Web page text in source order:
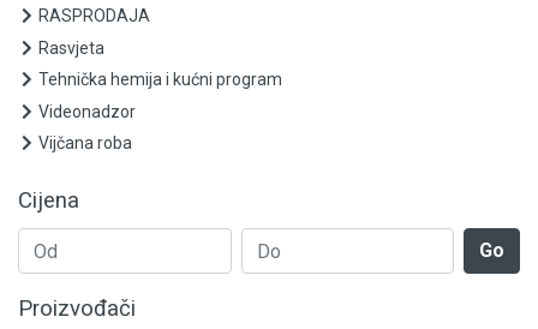
Ležajevi i semerinzi
Zaštitna oprema
Elektrooprema
Grijanje i klimatizacija
Mjerno-regulaciona oprema
RASPRODAJA
Rasvjeta
Tehnička hemija i kućni program
Videonadzor
Vijčana roba
Cijena
Go
Proizvođači